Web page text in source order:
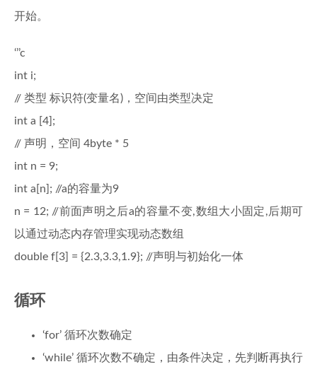
开始。
‘’’c
int i;
// 类型 标识符(变量名)，空间由类型决定
int a [4];
// 声明，空间 4byte * 5
int n = 9;
int a[n]; //a的容量为9
n = 12; //前面声明之后a的容量不变,数组大小固定,后期可
以通过动态内存管理实现动态数组
double f[3] = {2.3,3.3,1.9}; //声明与初始化一体
循环
‘for’ 循环次数确定
‘while’ 循环次数不确定，由条件决定，先判断再执行